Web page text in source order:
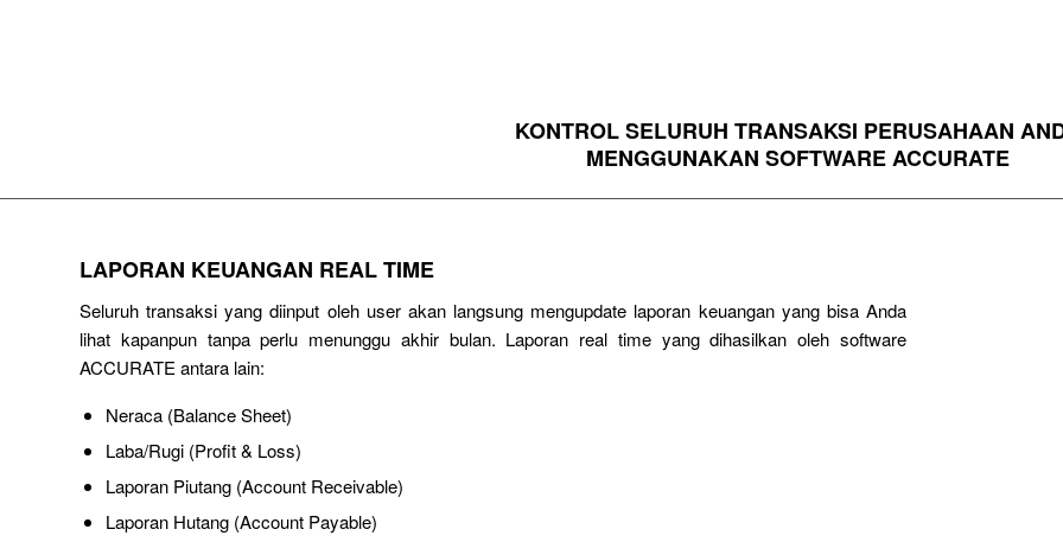
KONTROL SELURUH TRANSAKSI PERUSAHAAN
MENGGUNAKAN SOFTWARE ACCURATE
LAPORAN KEUANGAN REAL TIME
Seluruh transaksi yang diinput oleh user akan langsung mengupdate laporan keuangan yang bisa Anda
lihat kapanpun tanpa perlu menunggu akhir bulan. Laporan real time yang dihasilkan oleh software
ACCURATE antara lain:
Neraca (Balance Sheet)
Laba/Rugi (Profit & Loss)
Laporan Piutang (Account Receivable)
Laporan Hutang (Account Payable)